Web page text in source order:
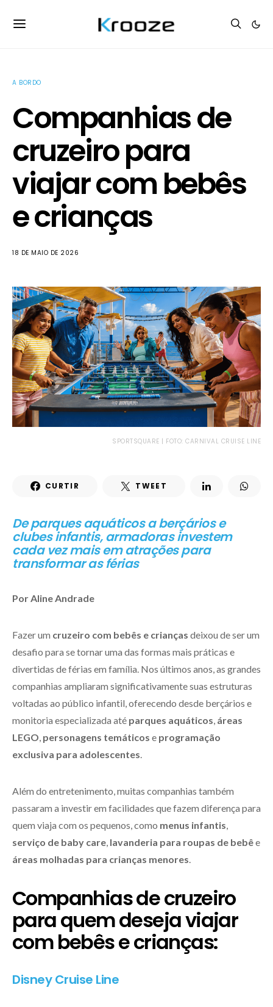
A BORDO
Companhias de
cruzeiro para
viajar com bebês
e crianças
18 DE MAIO DE 2026
SPORTSQUARE | FOTO: CARNIVAL CRUISE LINE
CURTIR TWEET
De parques aquáticos a berçários e
clubes infantis, armadoras investem
cada vez mais em atrações para
transformar as férias
Por Aline Andrade
Fazer um cruzeiro com bebês e crianças deixou de ser um
desafio para se tornar uma das formas mais práticas e
divertidas de férias em família. Nos últimos anos, as grandes
companhias ampliaram significativamente suas estruturas
voltadas ao público infantil, oferecendo desde berçários e
monitoria especializada até parques aquáticos áreas
LEGO personagens temáticos e programação
exclusiva para adolescentes
Além do entretenimento, muitas companhias também
passaram a investir em facilidades que fazem diferença para
quem viaja com os pequenos, como menus infantis
serviço de baby care lavanderia para roupas de bebêe
áreas molhadas para crianças menores
Companhias de cruzeiro
para quem deseja viajar
com bebês e crianças:
Disney Cruise Line